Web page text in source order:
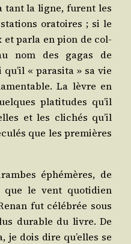
tant la ligne, furent les
ora­toires ; si le
par­la en pion de col­
nom des gagas de
« para­si­ta » sa vie
La lèvre en
pla­ti­tudes qu’il
et les cli­chés qu’il
que les pre­mières
éphé­mères, de
que le vent quo­ti­dien
fut célé­brée sous
durable du livre. De
je dois dire qu’elles se